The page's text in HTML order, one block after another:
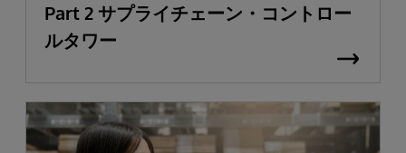
Part 2 サプライチェーン・コントロー
ルタワー